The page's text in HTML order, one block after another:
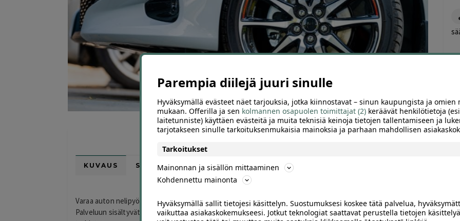
KUVAUS SIJAINTI KARTALLA ARVIOT (0)
Varaa auton nelipyöräsuuntaus Heikinlaakso Autokorjaamolta Helsingistä vain 85 eurolla – arvo 120 €.
Palveluun sisältyvät ohjauskulmien tarkastus ja säätö sekä renkaiden kunnon ja rengaspaineiden
Parempia diilejä juuri sinulle
Hyväksymällä evästeet näet tarjouksia, jotka kiinnostavat – sinun kaupungista ja omien
mukaan. Offerilla ja sen kolmannen osapuolen toimittajat (2) keräävät henkilötietoja
laitetunniste) käyttäen evästeitä ja muita teknisiä keinoja tietojen tallentamiseen ja
tarjotakseen sinulle tarkoituksenmukaisia mainoksia ja parhaan mahdollisen
Tarkoitukset
Mainonnan ja sisällön mittaaminen
Kohdennettu mainonta
Hyväksymällä sallit tietojesi käsittelyn. Suostumuksesi koskee tätä palvelua,
vaikuttaa asiakaskokemukseesi. Jotkut teknologiat saattavat perustella tietojen